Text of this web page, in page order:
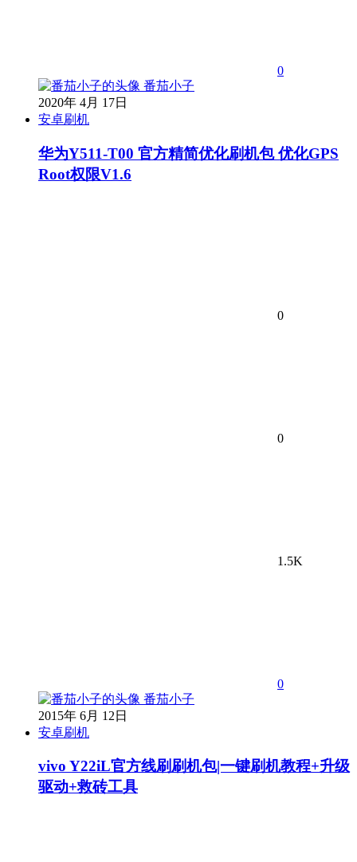
0
番茄小子
2020年 4月 17日
安卓刷机
华为Y511-T00 官方精简优化刷机包 优化GPS
Root权限V1.6
0
0
1.5K
0
番茄小子
2015年 6月 12日
安卓刷机
vivo Y22iL官方线刷刷机包|一键刷机教程+升级
驱动+救砖工具